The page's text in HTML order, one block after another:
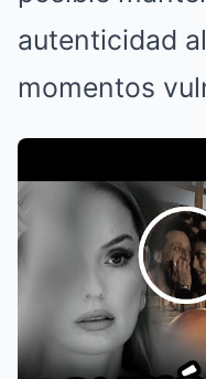
autenticidad
momentos